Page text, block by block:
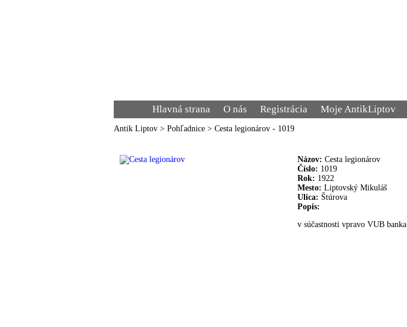
Hlavná strana O nás Registrácia Moje AntikLiptov
Antik Liptov > Pohľadnice > Cesta legionárov - 1019
Názov: Cesta legionárov
Číslo: 1019
Rok: 1922
Mesto: Liptovský Mikuláš
Ulica: Štúrova
Popis:
v súčastnosti vpravo VUB banka